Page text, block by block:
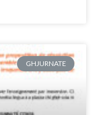
GHJURNATE